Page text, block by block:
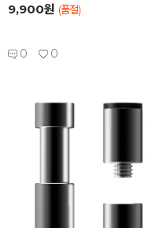
9,900원 (품절)
0 0